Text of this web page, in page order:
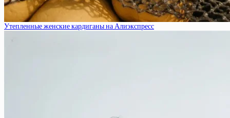
Утепленные женские кардиганы на Алиэкспресс